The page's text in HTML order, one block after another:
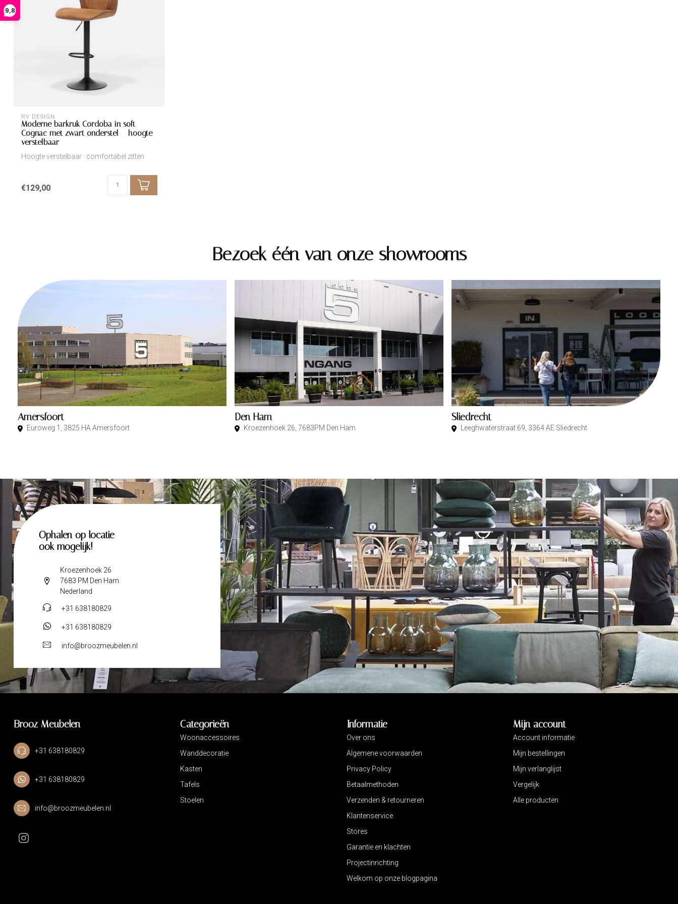
9,8
RV DESIGN
Moderne barkruk Cordoba in soft
Cognac met zwart onderstel – hoogte
verstelbaar
Hoogte verstelbaar · comfortabel zitten
€129,00
Bezoek één van onze showrooms
Amersfoort
Euroweg 1, 3825 HA Amersfoort
Den Ham
Kroezenhoek 26, 7683PM Den Ham
Sliedrecht
Leeghwaterstraat 69, 3364 AE Sliedrecht
Ophalen op locatie
ook mogelijk!
Kroezenhoek 26
7683 PM Den Ham
Nederland
+31 638180829
+31 638180829
info@broozmeubelen.nl
Brooz Meubelen
+31 638180829
+31 638180829
info@broozmeubelen.nl
Categorieën
Woonaccessoires
Wanddecoratie
Kasten
Tafels
Stoelen
Informatie
Over ons
Algemene voorwaarden
Privacy Policy
Betaalmethoden
Verzenden & retourneren
Klantenservice
Stores
Garantie en klachten
Projectinrichting
Welkom op onze blogpagina
Mijn account
Account informatie
Mijn bestellingen
Mijn verlanglijst
Vergelijk
Alle producten